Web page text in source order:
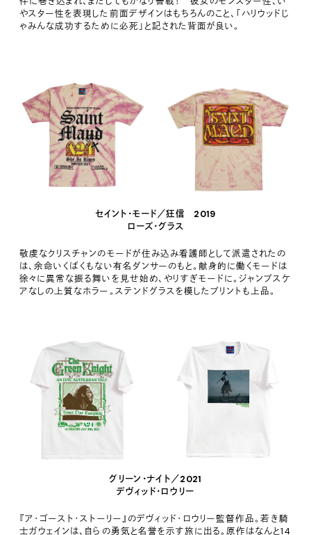
やスター性を表現した前面デザインはもちろんのこと、「ハリウッドじ
ゃみんな成功するために必死」と記された背面が良い。
セイント・モード／狂信 2019
ローズ・グラス
敬虔なクリスチャンのモードが住み込み看護師として派遣されたの
は、余命いくばくもない有名ダンサーのもと。献身的に働くモードは
徐々に異常な振る舞いを見せ始め、やりすぎモードに。ジャンプスケ
アなしの上質なホラー。ステンドグラスを模したプリントも上品。
グリーン・ナイト／2021
デヴィッド・ロウリー
『ア・ゴースト・ストーリー』のデヴィッド・ロウリー監督作品。若き騎
士ガウェインは、自らの勇気と名誉を示す旅に出る。原作はなんと14